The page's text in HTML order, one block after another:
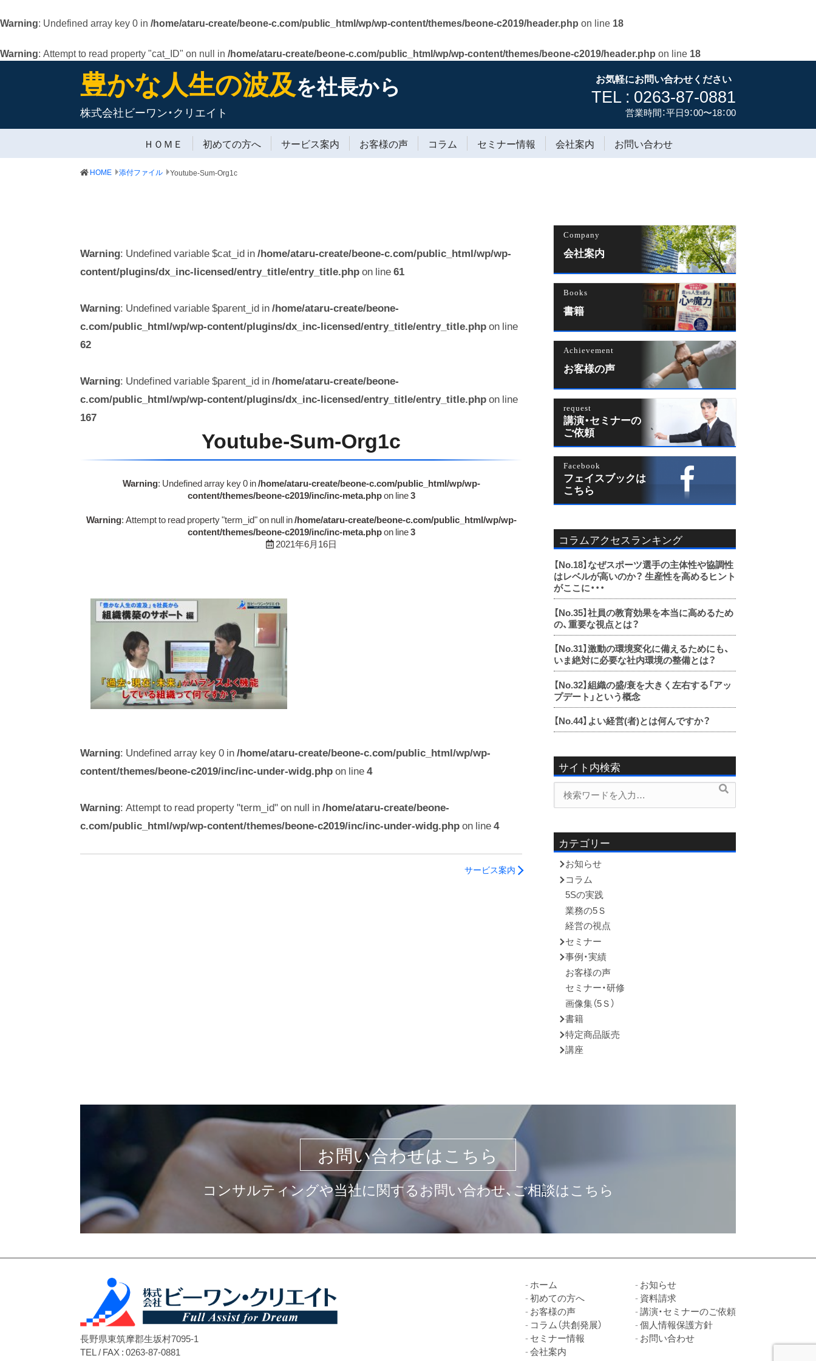
Warning: Undefined array key 0 in /home/ataru-create/beone-c.com/public_html/wp/wp-content/themes/beone-c2019/header.php on line 18
Warning: Attempt to read property "cat_ID" on null in /home/ataru-create/beone-c.com/public_html/wp/wp-content/themes/beone-c2019/header.php on line 18
豊かな人生の波及を社長から
株式会社ビーワン・クリエイト
お気軽にお問い合わせください
TEL : 0263-87-0881
営業時間：平日9：00〜18：00
ＨＯＭＥ 初めての方へ サービス案内 お客様の声 コラム セミナー情報 会社案内 お問い合わせ
HOME 添付ファイル Youtube-Sum-Org1c
Warning: Undefined variable $cat_id in/home/ataru-create/beone-c.com/public_html/wp/wp-
content/plugins/dx_inc-licensed/entry_title/entry_title.phpon line61
Warning: Undefined variable $parent_id in/home/ataru-create/beone-
c.com/public_html/wp/wp-content/plugins/dx_inc-licensed/entry_title/entry_title.phpon line
62
Warning: Undefined variable $parent_id in/home/ataru-create/beone-
c.com/public_html/wp/wp-content/plugins/dx_inc-licensed/entry_title/entry_title.phpon line
167
Youtube-Sum-Org1c
Warning: Undefined array key 0 in/home/ataru-create/beone-c.com/public_html/wp/wp-
content/themes/beone-c2019/inc/inc-meta.phpon line3
Warning: Attempt to read property "term_id" on null in/home/ataru-create/beone-c.com/public_html/wp/wp-
content/themes/beone-c2019/inc/inc-meta.phpon line3
2021年6月16日
Warning: Undefined array key 0 in/home/ataru-create/beone-c.com/public_html/wp/wp-
content/themes/beone-c2019/inc/inc-under-widg.phpon line4
Warning: Attempt to read property "term_id" on null in/home/ataru-create/beone-
c.com/public_html/wp/wp-content/themes/beone-c2019/inc/inc-under-widg.phpon line4
サービス案内
Company
会社案内
Books
書籍
Achievement
お客様の声
request
講演・セミナーの
ご依頼
Facebook
フェイスブックは
こちら
コラムアクセスランキング
【No.18】なぜスポーツ選手の主体性や協調性
はレベルが高いのか？ 生産性を高めるヒント
がここに・・・
【No.35】社員の教育効果を本当に高めるため
の、重要な視点とは？
【No.31】激動の環境変化に備えるためにも、
いま絶対に必要な社内環境の整備とは？
【No.32】組織の盛/衰を大きく左右する「アッ
プデート」という概念
【No.44】 よい経営(者)とは何んですか？
サイト内検索
カテゴリー
お知らせ
コラム
5Sの実践
業務の5Ｓ
経営の視点
セミナー
事例・実績
お客様の声
セミナー・研修
画像集（5Ｓ）
書籍
特定商品販売
講座
お問い合わせはこちら
コンサルティングや当社に関するお問い合わせ、ご相談はこちら
ホーム
初めての方へ
お客様の声
コラム（共創発展）
セミナー情報
会社案内
お知らせ
資料請求
講演・セミナーのご依頼
個人情報保護方針
お問い合わせ
長野県東筑摩郡生坂村7095-1
TEL / FAX : 0263-87-0881